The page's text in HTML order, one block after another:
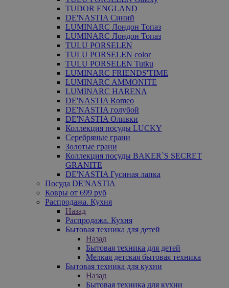
TUDOR ENGLAND
DE'NASTIA Синий
LUMINARC Лондон Топаз
LUMINARC Лондон Топаз
TULU PORSELEN
TULU PORSELEN color
TULU PORSELEN Tutku
LUMINARC FRIENDS'TIME
LUMINARC AMMONITE
LUMINARC HARENA
DE'NASTIA Romeo
DE'NASTIA голубой
DE'NASTIA Оливки
Коллекция посуды LUCKY
Серебряные грани
Золотые грани
Коллекция посуды BAKER`S SECRET
GRANITE
DE'NASTIA Гусиная лапка
Посуда DE'NASTIA
Ковры от 699 руб
Распродажа. Кухня
Назад
Распродажа. Кухня
Бытовая техника для детей
Назад
Бытовая техника для детей
Мелкая детская бытовая техника
Бытовая техника для кухни
Назад
Бытовая техника для кухни